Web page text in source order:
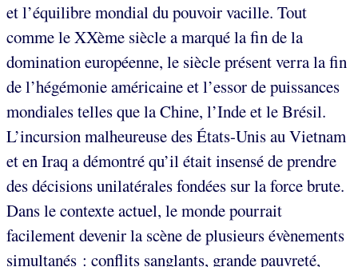
et l’équilibre mondial du pouvoir vacille. Tout
comme le XXème siècle a marqué la fin de la
domination européenne, le siècle présent verra la fin
de l’hégémonie américaine et l’essor de puissances
mondiales telles que la Chine, l’Inde et le Brésil.
L’incursion malheureuse des États-Unis au Vietnam
et en Iraq a démontré qu’il était insensé de prendre
des décisions unilatérales fondées sur la force brute.
Dans le contexte actuel, le monde pourrait
facilement devenir la scène de plusieurs évènements
simultanés : conflits sanglants, grande pauvreté,